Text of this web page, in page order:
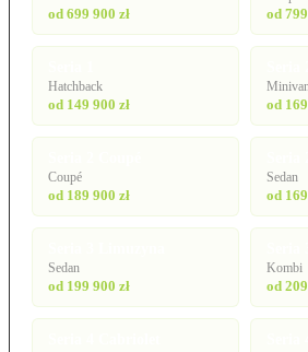
od 699 900 zł od
Hatchback
od 149 900 zł od
Coupé
od 189 900 zł
Sedan
od
Sedan
od 199 900 zł
Kombi
od